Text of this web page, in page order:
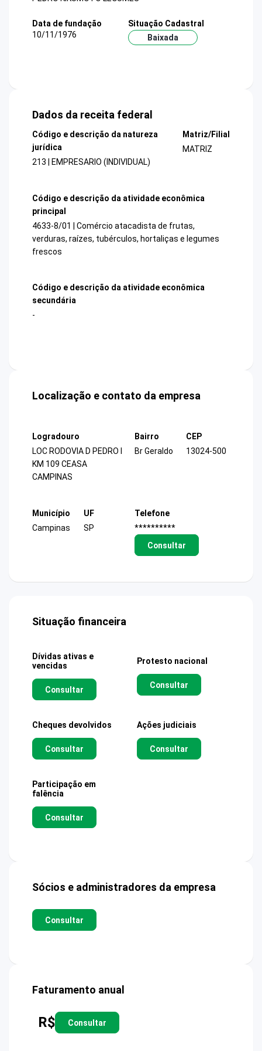
Data de fundação
10/11/1976
Situação Cadastral
Baixada
Dados da receita federal
Código e descrição da natureza
jurídica
213 | EMPRESARIO (INDIVIDUAL)
Matriz/Filial
MATRIZ
Código e descrição da atividade econômica
principal
4633-8/01 | Comércio atacadista de frutas,
verduras, raízes, tubérculos, hortaliças e legumes
frescos
Código e descrição da atividade econômica
secundária
-
Localização e contato da empresa
Logradouro
LOC RODOVIA D PEDRO I
KM 109 CEASA
CAMPINAS
Bairro
Br Geraldo
CEP
13024-500
Município
Campinas
UF
SP
Telefone
**********
Consultar
Situação financeira
Dívidas ativas e
vencidas
Consultar
Protesto nacional
Consultar
Cheques devolvidos
Consultar
Ações judiciais
Consultar
Participação em
falência
Consultar
Sócios e administradores da empresa
Consultar
Faturamento anual
R$ Consultar